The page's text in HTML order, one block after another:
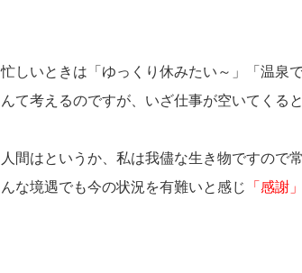
忙しいときは「ゆっくり休みたい～」「温泉
んて考えるのですが、いざ仕事が空いてくる
人間はというか、私は我儘な生き物ですので
んな境遇でも今の状況を有難いと感じ
「感謝」